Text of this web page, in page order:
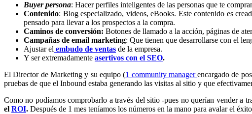
Buyer persona: Hacer perfiles inteligentes de las personas que te
Contenido: Blog especializado, videos, eBooks. Este contenido es
pensado para llevar a los prospectos a la compra.
Caminos de conversión: Botones de llamado a la acción, páginas de
Campañas de email marketing: Que tienen que desarrollarse con el
Ajustar el embudo de ventas de la empresa.
Y ser extremadamente asertivos con el SEO.
El Director de Marketing y su equipo (1 community managerencargado de
pruebas de que el Inbound estaba generando las visitas al sitio y que
Como no podíamos comprobarlo a través del sitio -pues no querían vender a
el ROI. Después de 1 mes teníamos los números en la mano para avalar el